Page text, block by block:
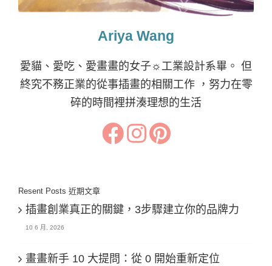
Ariya Wang
愛貓、愛吃、愛畫畫的女子☼工業設計系畢。 但
終究不務正業的從事插畫的相關工作 ，努力在零
碎的時間裡拼湊理想的生活
Resent Posts 近期文章
插畫創業真正的關鍵，3步驟建立你的品牌力
10 6 月, 2026
畫畫新手 10 大提問：從 0 開始重新定位